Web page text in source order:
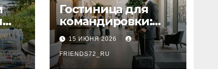
Гостиница для
командировки:
основные
критерии выбора
15 ИЮНЯ 2026
FRIENDS72_RU